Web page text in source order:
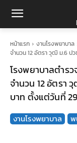
หน้าแรก งานโรงพยาบาล
จำนวน 12 อัตรา วุฒิ ม.6 ปว
โรงพยาบาลตำร
จำนวน 12 อัตรา
บาท ตั้งแต่วันที่
งานโรงพยาบาล พ